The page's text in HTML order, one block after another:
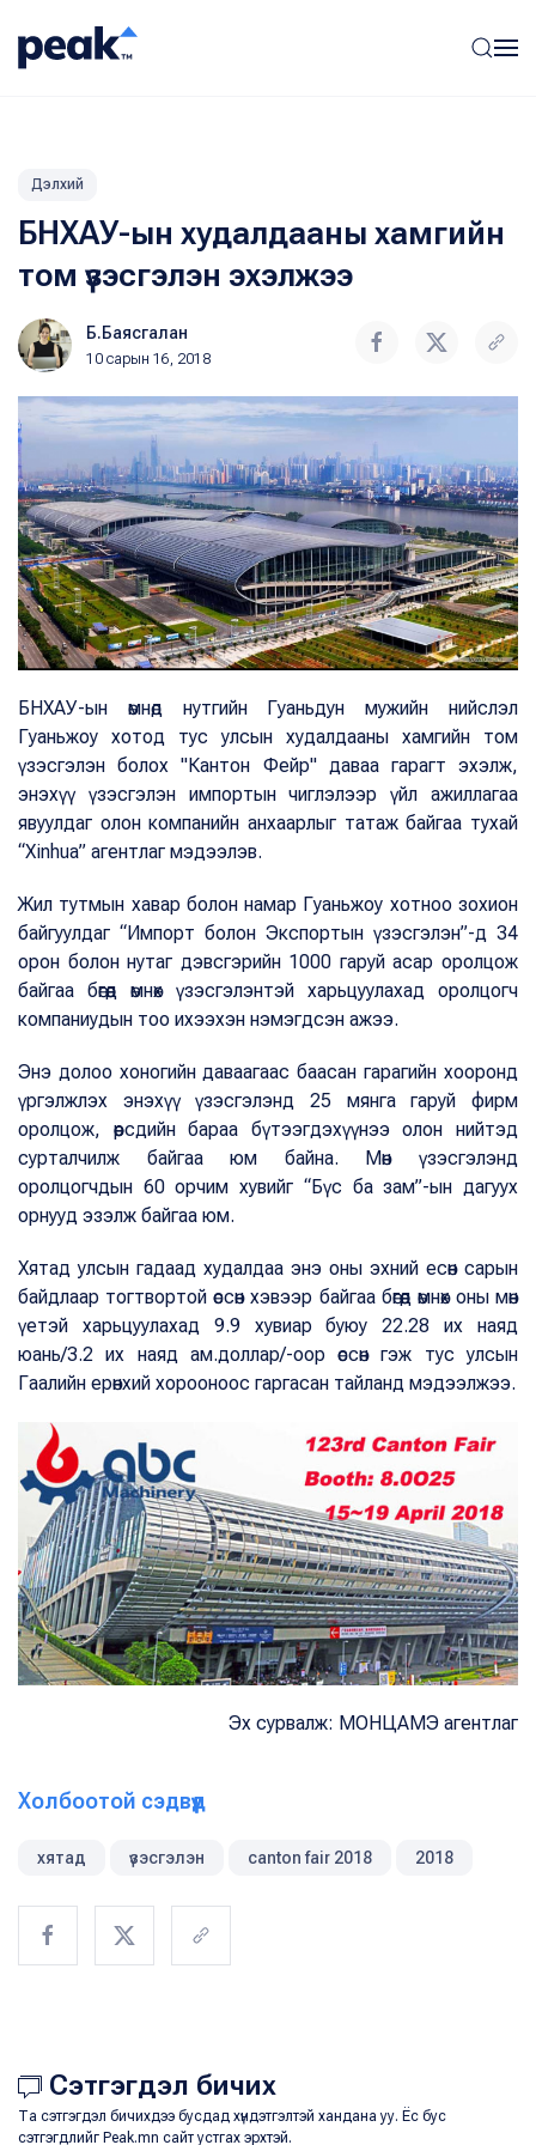
Дэлхий
БНХАУ-ын худалдааны хамгийн
том үзэсгэлэн эхэлжээ
Б.Баясгалан
10 сарын 16, 2018
БНХАУ-ын өмнөд нутгийн Гуаньдун мужийн нийслэл
Гуаньжоу хотод тус улсын худалдааны хамгийн том
үзэсгэлэн болох "Кантон Фейр" даваа гарагт эхэлж,
энэхүү үзэсгэлэн импортын чиглэлээр үйл ажиллагаа
явуулдаг олон компанийн анхаарлыг татаж байгаа тухай
“Xinhua” агентлаг мэдээлэв.
Жил тутмын хавар болон намар Гуаньжоу хотноо зохион
байгуулдаг “Импорт болон Экспортын үзэсгэлэн”-д 34
орон болон нутаг дэвсгэрийн 1000 гаруй асар оролцож
байгаа бөгөөд өмнөх үзэсгэлэнтэй харьцуулахад оролцогч
компаниудын тоо ихээхэн нэмэгдсэн ажээ.
Энэ долоо хоногийн даваагаас баасан гарагийн хооронд
үргэлжлэх энэхүү үзэсгэлэнд 25 мянга гаруй фирм
оролцож, өөрсдийн бараа бүтээгдэхүүнээ олон нийтэд
сурталчилж байгаа юм байна. Мөн үзэсгэлэнд
оролцогчдын 60 орчим хувийг “Бүс ба зам”-ын дагуух
орнууд эзэлж байгаа юм.
Хятад улсын гадаад худалдаа энэ оны эхний есөн сарын
байдлаар тогтвортой өссөн хэвээр байгаа бөгөөд өмнөх оны мөн
үетэй харьцуулахад 9.9 хувиар буюу 22.28 их наяд
юань/3.2 их наяд ам.доллар/-оор өссөн гэж тус улсын
Гаалийн ерөнхий хорооноос гаргасан тайланд мэдээлжээ.
Эх сурвалж: МОНЦАМЭ агентлаг
Холбоотой сэдвүүд
хятад үзэсгэлэн canton fair 2018 2018
Сэтгэгдэл бичих
Та сэтгэгдэл бичихдээ бусдад хүндэтгэлтэй хандана уу. Ёс бус
сэтгэгдлийг Peak.mn сайт устгах эрхтэй.